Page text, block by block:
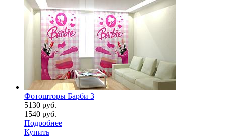
Фотошторы Барби 3
5130 руб.
1540 руб.
Подробнее
Купить